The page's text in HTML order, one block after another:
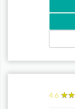
4.6 ★★
★★